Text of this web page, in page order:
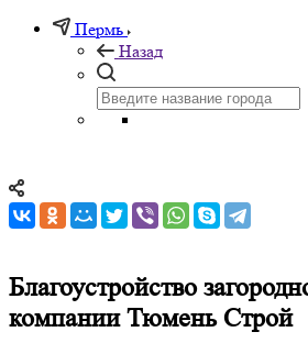
Пермь
Назад
Благоустройство
компании Тюмень Строй